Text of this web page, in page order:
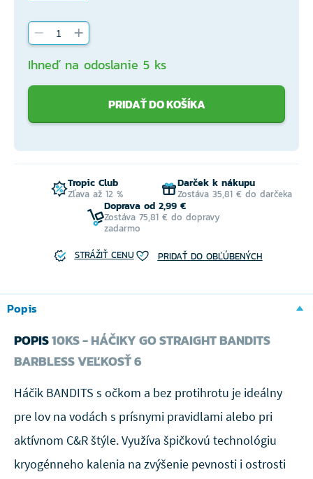
Ihneď na odoslanie 5 ks
PRIDAŤ DO KOŠÍKA
Tropic Club
Zľava až 12 %
Darček k nákupu
Zostáva 35,81 € do darčeka
Doprava od 2,99 €
Zostáva 75,81 € do dopravy
zadarmo
STRÁŽIŤ CENU
PRIDAŤ DO OBĽÚBENÝCH
Popis
POPIS10KS - HÁČIKY GO STRAIGHT BANDITS
BARBLESS VEĽKOSŤ 6
Háčik BANDITS s očkom a bez protihrotu je ideálny
pre lov na vodách s prísnymi pravidlami alebo pri
aktívnom C&R štýle. Využíva špičkovú technológiu
kryogénneho kalenia na zvýšenie pevnosti i ostrosti